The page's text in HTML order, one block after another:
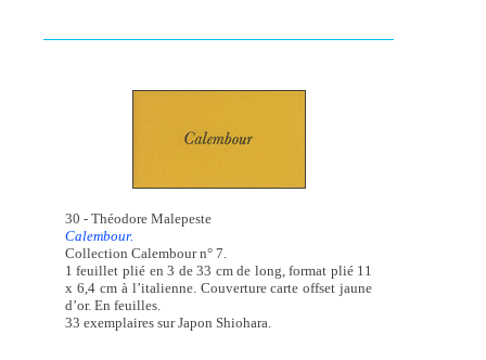
30 - Théodore Malepeste
Calembour.
Collection Calembour n° 7.
1 feuillet plié en 3 de 33 cm de long, format plié 11
x 6,4 cm à l’italienne. Couverture carte offset jaune
d’or. En feuilles.
33 exemplaires sur Japon Shiohara.